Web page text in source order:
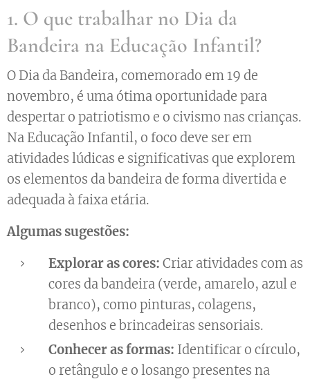
1. O que trabalhar no Dia da
Bandeira na Educação Infantil?
O Dia da Bandeira, comemorado em 19 de
novembro, é uma ótima oportunidade para
despertar o patriotismo e o civismo nas crianças.
Na Educação Infantil, o foco deve ser em
atividades lúdicas e significativas que explorem
os elementos da bandeira de forma divertida e
adequada à faixa etária.
Algumas sugestões:
Explorar as cores: Criar atividades com as
cores da bandeira (verde, amarelo, azul e
branco), como pinturas, colagens,
desenhos e brincadeiras sensoriais.
Conhecer as formas: Identificar o círculo,
o retângulo e o losango presentes na